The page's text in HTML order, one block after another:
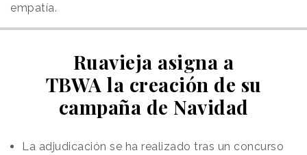
empatía.
Ruavieja asigna a
TBWA la creación de su
campaña de Navidad
La adjudicación se ha realizado tras un concurso